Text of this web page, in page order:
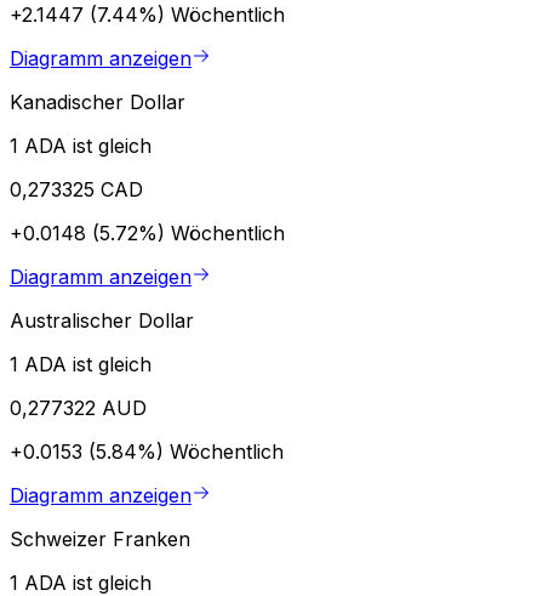
+2.1447 (7.44%) Wöchentlich
Diagramm anzeigen
Kanadischer Dollar
1 ADA ist gleich
0,273325 CAD
+0.0148 (5.72%) Wöchentlich
Diagramm anzeigen
Australischer Dollar
1 ADA ist gleich
0,277322 AUD
+0.0153 (5.84%) Wöchentlich
Diagramm anzeigen
Schweizer Franken
1 ADA ist gleich